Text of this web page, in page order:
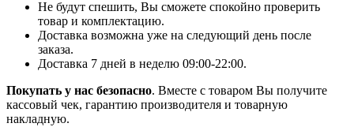
Не будут спешить, Вы сможете спокойно проверить
товар и комплектацию.
Доставка возможна уже на следующий день после
заказа.
Доставка 7 дней в неделю 09:00-22:00.
Покупать у нас безопасно. Вместе с товаром Вы получите
кассовый чек, гарантию производителя и товарную
накладную.